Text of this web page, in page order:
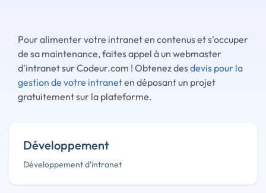
Pour alimenter votre intranet en contenus et s'occuper
de sa maintenance, faites appel à un webmaster
d'intranet sur Codeur.com ! Obtenez desdevis pour la
gestion de votre intraneten déposant un projet
gratuitement sur la plateforme.
Développement
Développement d'intranet